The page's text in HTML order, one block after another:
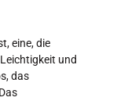
eine, die
und
das